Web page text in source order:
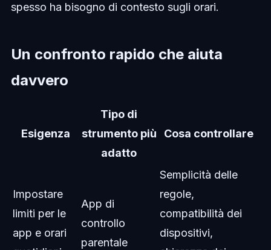
spesso ha bisogno di contesto sugli orari.
Un confronto rapido che aiuta
davvero
Esigenza
Tipo di
strumento più
adatto
Cosa controllare
Impostare
limiti per le
app e orari
App di
controllo
parentale
Semplicità delle
regole,
compatibilità dei
dispositivi,